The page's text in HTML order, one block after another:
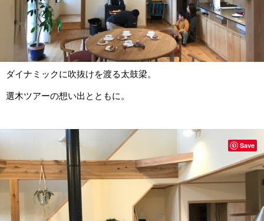
ダイナミックに吹抜けを渡る太鼓梁。
選木ツアーの想い出とともに。
Save